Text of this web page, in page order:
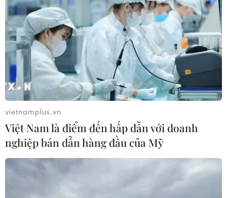
Công Phượng gặp thử thách lớn
trong ngày tái xuất V-League 2026/27
06/08/2026 11:49
Nhận định Việt Nam vs
Campuchia: Vì sao thầy trò HLV Kim
Sang-sik cần giành ngôi đầu bảng?
06/08/2026 11:05
Nhận định Việt Nam vs Campuchia:
'Phù thủy Kim' sẽ xoay tua toan tính
đường dài?
vietnamplus.vn
Việt Nam là điểm đến hấp dẫn với doanh
nghiệp bán dẫn hàng đầu của Mỹ